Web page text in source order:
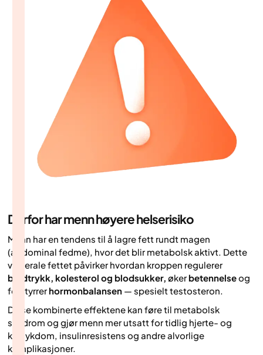
Derfor har menn høyere helserisiko
Menn har en tendens til å lagre fett rundt magen
(abdominal fedme), hvor det blir metabolsk aktivt. Dette
viscerale fettet påvirker hvordan kroppen regulerer
blodtrykk, kolesterol og blodsukker, økerbetennelseog
forstyrrerhormonbalansen — spesielt testosteron.
Disse kombinerte effektene kan føre til metabolsk
syndrom og gjør menn mer utsatt for tidlig hjerte- og
karsykdom, insulinresistens og andre alvorlige
komplikasjoner.